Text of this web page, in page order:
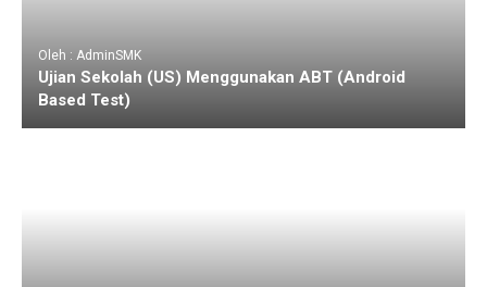
Oleh : AdminSMK
Ujian Sekolah (US) Menggunakan ABT (Android
Based Test)